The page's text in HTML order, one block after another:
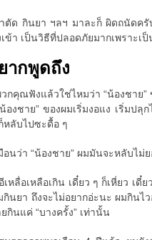
ตัด กินยา ฯลฯ มาละก็ ผิดถนัดค
ข้า เป็นวิธีที่ปลอดภัยมากเพราะเ
ากพูดถึง
กคุณฟังแล้วใช่ไหมว่า “น้องชาย”
น้องชาย” ของผมเริ่มงอแง เริ่ม
หลับไปซะดื้อ ๆ
นว่า “น้องชาย” ผมมันจะหลับไม่
หลื่อเหลือเกิน เดี๋ยว ๆ ก็เหี่ยว เดี๋
กินยา ถึงจะไม่อยากอ่ะนะ ผมกิน
กินแค่ “บางครั้ง” เท่านั้น